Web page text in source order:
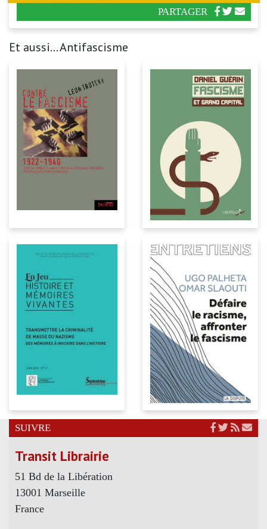
PARTAGER
Et aussi... Antifascisme
SUIVRE
Transit Librairie
51 Bd de la Libération
13001 Marseille
France